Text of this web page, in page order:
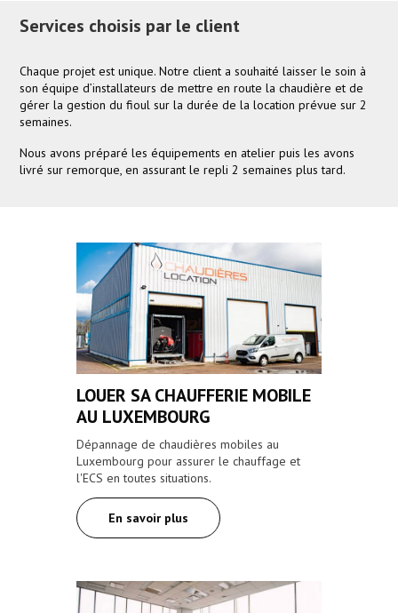
Services choisis par le client
Chaque projet est unique. Notre client a souhaité laisser le soin à
son équipe d’installateurs de mettre en route la chaudière et de
gérer la gestion du fioul sur la durée de la location prévue sur 2
semaines.
Nous avons préparé les équipements en atelier puis les avons
livré sur remorque, en assurant le repli 2 semaines plus tard.
LOUER SA CHAUFFERIE MOBILE
AU LUXEMBOURG
Dépannage de chaudières mobiles au
Luxembourg pour assurer le chauffage et
l'ECS en toutes situations.
En savoir plus